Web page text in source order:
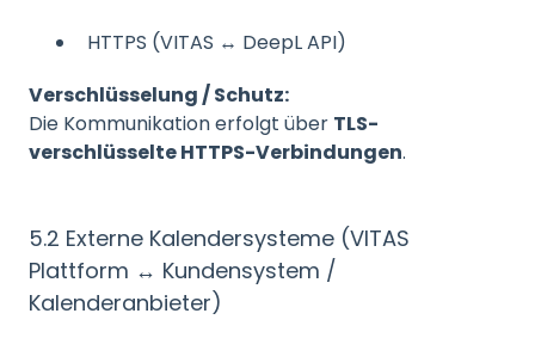
HTTPS (VITAS ↔ DeepL API)
Verschlüsselung / Schutz:
Die Kommunikation erfolgt über TLS-
verschlüsselte HTTPS-Verbindungen.
5.2 Externe Kalendersysteme (VITAS
Plattform ↔ Kundensystem /
Kalenderanbieter)